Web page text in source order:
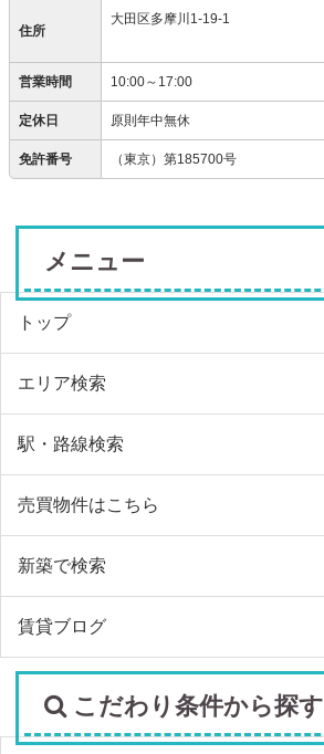
住所
大田区多摩川1-19-1
営業時間 10:00～17:00
定休日 原則年中無休
免許番号 （東京）第185700号
メニュー
トップ
エリア検索
駅・路線検索
売買物件はこちら
新築で検索
賃貸ブログ
こだわり条件から探す